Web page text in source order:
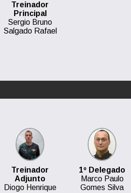
Treinador
Principal
Sergio Bruno
Salgado Rafael
Treinador
Adjunto
Diogo Henrique
1º Delegado
Marco Paulo
Gomes Silva